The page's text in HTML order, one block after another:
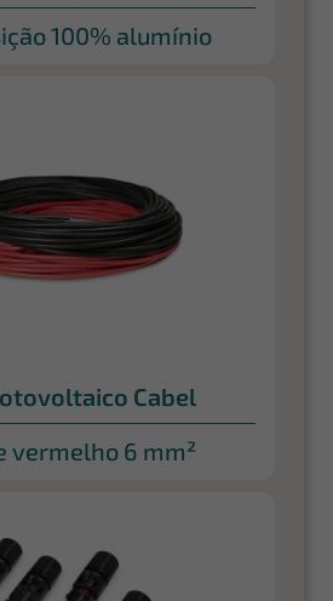
100% alumínio
Cabel
vermelho 6 mm²